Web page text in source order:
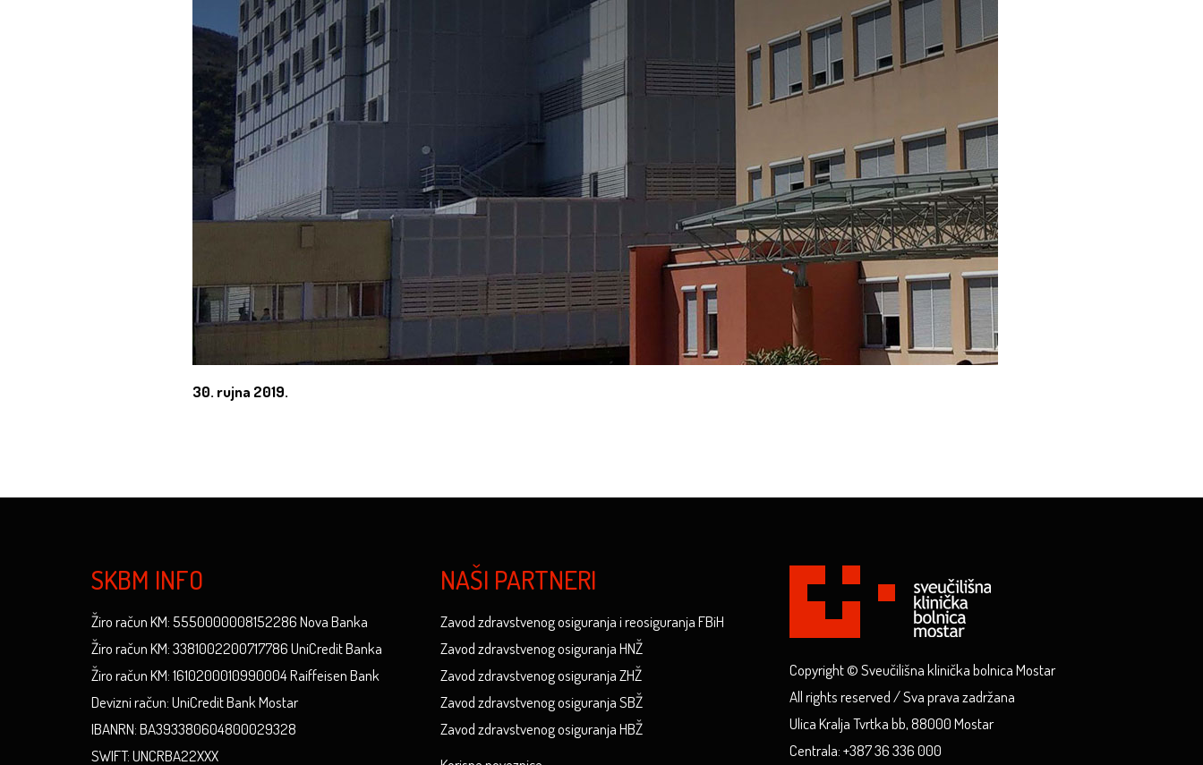
30. rujna 2019.
SKBM INFO
Žiro račun KM: 5550000008152286 Nova Banka
Žiro račun KM: 3381002200717786 UniCredit Banka
Žiro račun KM: 1610200010990004 Raiffeisen Bank
Devizni račun: UniCredit Bank Mostar
IBANRN: BA393380604800029328
SWIFT: UNCRBA22XXX
NAŠI PARTNERI
Zavod zdravstvenog osiguranja i reosiguranja FBiH
Zavod zdravstvenog osiguranja HNŽ
Zavod zdravstvenog osiguranja ZHŽ
Zavod zdravstvenog osiguranja SBŽ
Zavod zdravstvenog osiguranja HBŽ
Copyright © Sveučilišna klinička bolnica Mostar
All rights reserved / Sva prava zadržana
Ulica Kralja Tvrtka bb, 88000 Mostar
Centrala: +387 36 336 000